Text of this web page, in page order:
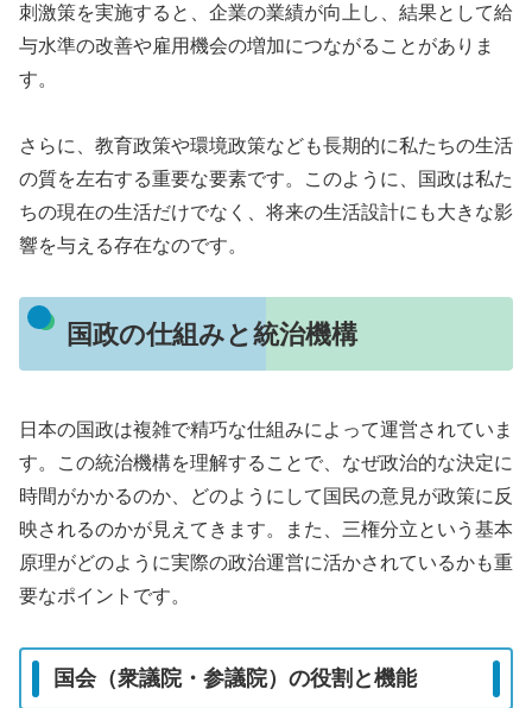
刺激策を実施すると、企業の業績が向上し、結果として給
与水準の改善や雇用機会の増加につながることがありま
す。
さらに、教育政策や環境政策なども長期的に私たちの生活
の質を左右する重要な要素です。このように、国政は私た
ちの現在の生活だけでなく、将来の生活設計にも大きな影
響を与える存在なのです。
国政の仕組みと統治機構
日本の国政は複雑で精巧な仕組みによって運営されていま
す。この統治機構を理解することで、なぜ政治的な決定に
時間がかかるのか、どのようにして国民の意見が政策に反
映されるのかが見えてきます。また、三権分立という基本
原理がどのように実際の政治運営に活かされているかも重
要なポイントです。
国会（衆議院・参議院）の役割と機能